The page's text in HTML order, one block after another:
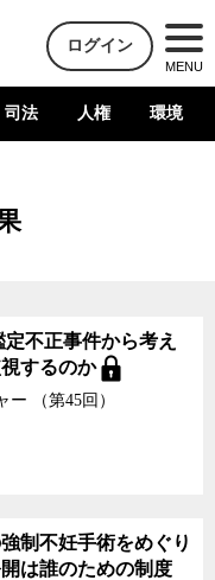
ログイン
MENU
司法 人権 環境
不正事件から考え
するのか
（第45回）
制不妊手術をめぐり
は誰のための制度